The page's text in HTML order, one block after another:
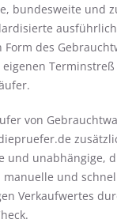
bundesweite und
des
eigenen
von
und unabhängige,
manuelle und
Verkaufwertes